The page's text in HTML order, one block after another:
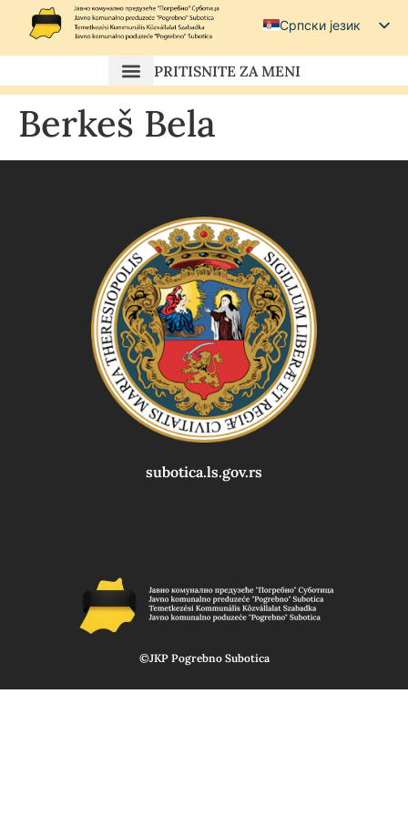
Српски језик
Српски (ћирилица)
Magyar
PRITISNITE ZA MENI
Berkeš Bela
subotica.ls.gov.rs
©JKP Pogrebno Subotica